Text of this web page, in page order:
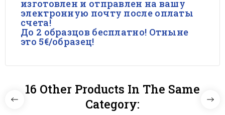
изготовлен и отправлен на вашу
электронную почту после оплаты
счета!
До 2 образцов бесплатно! Отныне
это 5€/образец!
16 Other Products In The Same
Category: